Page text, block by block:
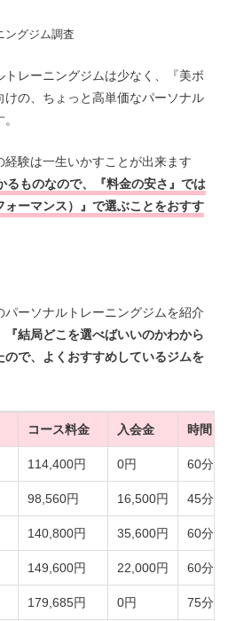
ングジム調査
レーニングジムは少なく、『美ボ
の、ちょっと高単価なパーソナル
験は一生いかすことが出来ます
るものなので、『料金の安さ』では
ーマンス）』で選ぶことをおすす
ーソナルトレーニングジムを紹介
『結局どこを選べばいいのかわから
で、よくおすすめしているジムを
コース料金 入会金 時間・
114,400円 0円 60分
98,560円 16,500円 45分
140,800円 35,600円 60分
149,600円 22,000円 60分
179,685円 0円 75分